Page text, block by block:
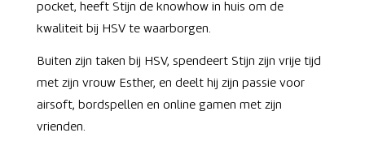
pocket, heeft Stijn de knowhow in huis om de
kwaliteit bij HSV te waarborgen.
Buiten zijn taken bij HSV, spendeert Stijn zijn vrije tijd
met zijn vrouw Esther, en deelt hij zijn passie voor
airsoft, bordspellen en online gamen met zijn
vrienden.